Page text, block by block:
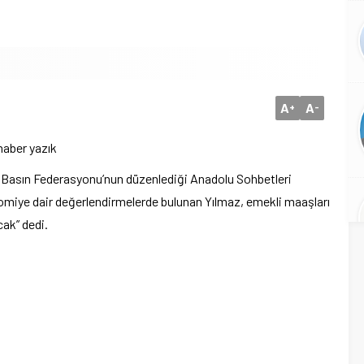
A+ A-
yazık
Federasyonu’nun düzenlediği Anadolu Sohbetleri
dair değerlendirmelerde bulunan Yılmaz, emekli maaşları
dedi.